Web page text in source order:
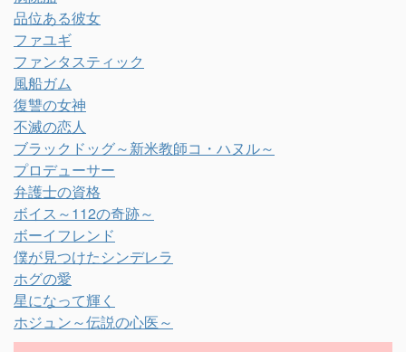
品位ある彼女
ファユギ
ファンタスティック
風船ガム
復讐の女神
不滅の恋人
ブラックドッグ～新米教師コ・ハヌル～
プロデューサー
弁護士の資格
ボイス～112の奇跡～
ボーイフレンド
僕が見つけたシンデレラ
ホグの愛
星になって輝く
ホジュン～伝説の心医～